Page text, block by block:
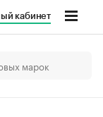
кабинет